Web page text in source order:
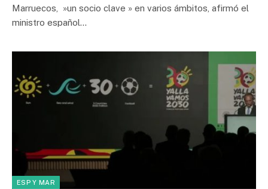
Marruecos, »un socio clave » en varios ámbitos, afirmó el
ministro español…
ESP Y MAR